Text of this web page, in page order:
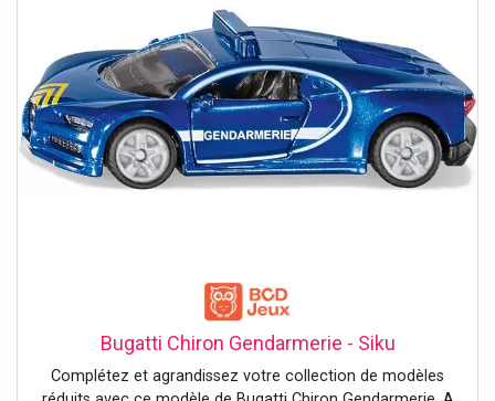
Bugatti Chiron Gendarmerie - Siku
Complétez et agrandissez votre collection de modèles